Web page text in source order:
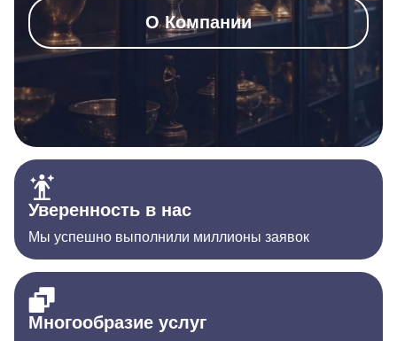
О Компании
Уверенность в нас
Мы успешно выполнили миллионы заявок
Многообразие услуг